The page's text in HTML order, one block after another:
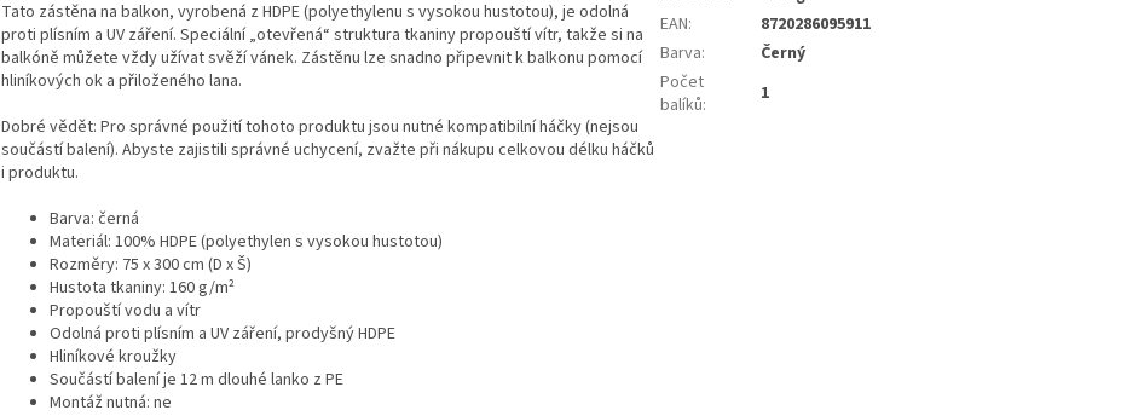
Tato zástěna na balkon, vyrobená z HDPE (polyethylenu s vysokou hustotou), je odolná
proti plísním a UV záření. Speciální „otevřená“ struktura tkaniny propouští vítr, takže si na
balkóně můžete vždy užívat svěží vánek. Zástěnu lze snadno připevnit k balkonu pomocí
hliníkových ok a přiloženého lana.
Dobré vědět: Pro správné použití tohoto produktu jsou nutné kompatibilní háčky (nejsou
součástí balení). Abyste zajistili správné uchycení, zvažte při nákupu celkovou délku háčků
i produktu.
Barva: černá
Materiál: 100% HDPE (polyethylen s vysokou hustotou)
Rozměry: 75 x 300 cm (D x Š)
Hustota tkaniny: 160 g/m²
Propouští vodu a vítr
Odolná proti plísním a UV záření, prodyšný HDPE
Hliníkové kroužky
Součástí balení je 12 m dlouhé lanko z PE
Montáž nutná: ne
EAN:
8720286095911
Barva:
Černý
Počet
balíků: 1